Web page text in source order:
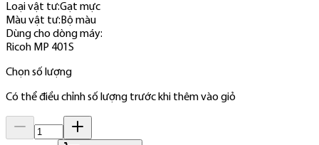
Loại vật tư:Gạt mực
Màu vật tư: Bộ màu
Dùng cho dòng máy:
Ricoh MP 401S
Chọn số lượng
Có thể điều chỉnh số lượng trước khi thêm vào giỏ